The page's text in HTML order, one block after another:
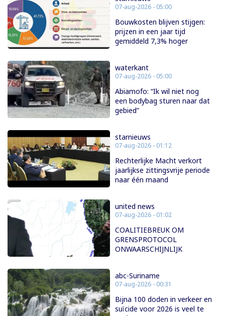
07-aug-2026 - 05:00
Bouwkosten blijven stijgen:
prijzen in een jaar tijd
gemiddeld 7,3% hoger
waterkant
07-aug-2026 - 05:00
Abiamofo: “Ik wil niet nog
een bodybag sturen naar dat
gebied”
starnieuws
07-aug-2026 - 01:12
Rechterlijke Macht verkort
jaarlijkse zittingsvrije periode
naar één maand
united news
07-aug-2026 - 01:02
COALITIEBREUK OM
GRENSPROTOCOL
ONWAARSCHIJNLIJK
abc-Suriname
07-aug-2026 - 00:31
Bijna 100 doden in verkeer en
suïcide voor 2026 is veel te